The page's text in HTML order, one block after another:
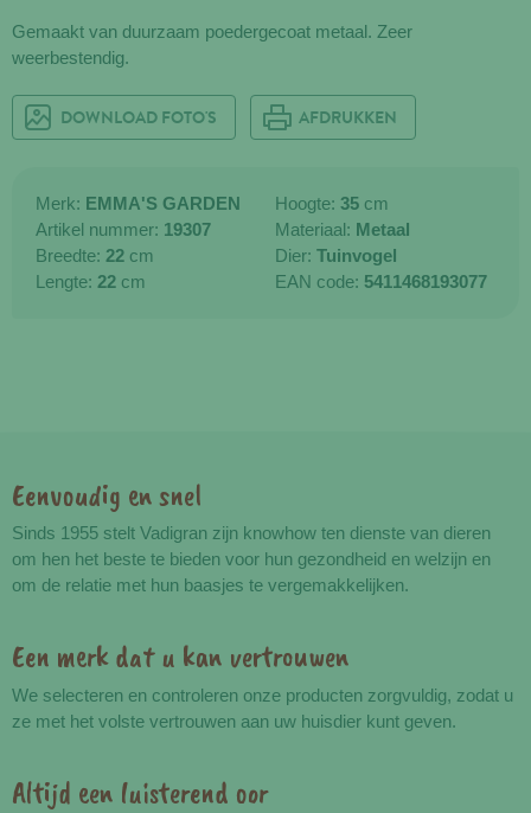
Gemaakt van duurzaam poedergecoat metaal. Zeer
weerbestendig.
DOWNLOAD FOTO'S AFDRUKKEN
Merk: EMMA'S GARDEN
Artikel nummer: 19307
Breedte: 22 cm
Lengte: 22 cm
Hoogte: 35 cm
Materiaal: Metaal
Dier: Tuinvogel
EAN code: 5411468193077
Voordelen
Eenvoudig en snel
Sinds 1955 stelt Vadigran zijn knowhow ten dienste van dieren
om hen het beste te bieden voor hun gezondheid en welzijn en
om de relatie met hun baasjes te vergemakkelijken.
Een merk dat u kan vertrouwen
We selecteren en controleren onze producten zorgvuldig, zodat u
ze met het volste vertrouwen aan uw huisdier kunt geven.
Altijd een luisterend oor